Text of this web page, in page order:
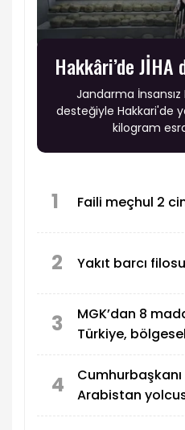
Hakkâri’de
Jandarma İnsansız
desteğiyle Hakkari'de
kilogram
1 Faili meçhul 2
2 Yakıt barcı
3
MGK’dan 8
Türkiye,
4
Arabistan